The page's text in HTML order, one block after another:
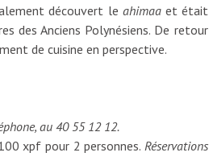
découvert le ahimaaet était
des Anciens Polynésiens. De retour
de cuisine en perspective.
au 40 55 12 12.
xpf pour 2 personnes. Réservations